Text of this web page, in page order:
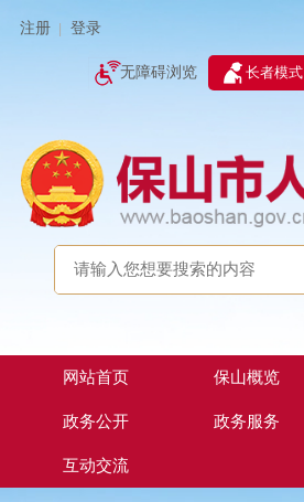
注册 登录
无障碍浏览 长者模式
网站首页 保山概览
政务公开 政务服务
互动交流